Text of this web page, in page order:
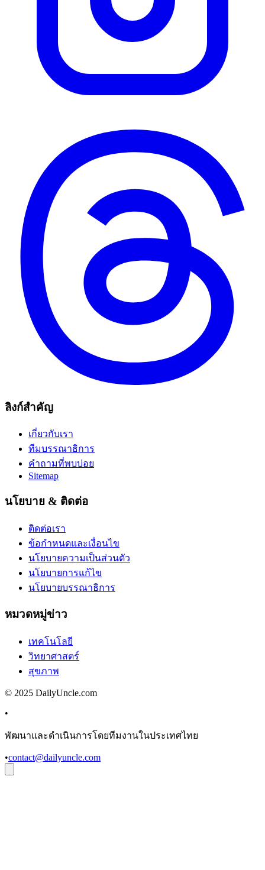
ลิงก์สำคัญ
เกี่ยวกับเรา
ทีมบรรณาธิการ
คำถามที่พบบ่อย
Sitemap
นโยบาย & ติดต่อ
ติดต่อเรา
ข้อกำหนดและเงื่อนไข
นโยบายความเป็นส่วนตัว
นโยบายการแก้ไข
นโยบายบรรณาธิการ
หมวดหมู่ข่าว
เทคโนโลยี
วิทยาศาสตร์
สุขภาพ
© 2025 DailyUncle.com
•
พัฒนาและดำเนินการโดยทีมงานในประเทศไทย
•contact@dailyuncle.com